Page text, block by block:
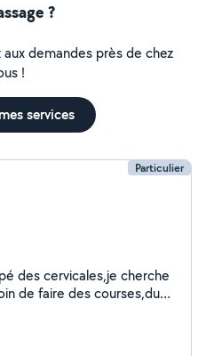
?
demandes près de chez
!
services
Particulier
des cervicales,je cherche
de faire des courses,du
peux vous conduire si